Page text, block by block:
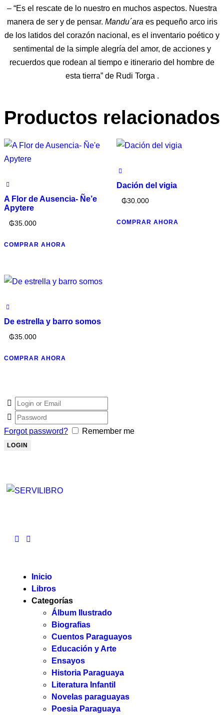
– “Es el rescate de lo nuestro en muchos aspectos. Nuestra
manera de ser y de pensar. Mandu´ara es pequeño arco iris
de los latidos del corazón nacional, es el inventario poético y
sentimental de la simple alegría del amor, de acciones y
recuerdos que rodean al tiempo e itinerario del hombre de
esta tierra” de Rudi Torga .
Productos relacionados
A Flor de Ausencia- Ñe’e
Apytere
₲35.000
COMPRAR AHORA
Dación del vigia
₲30.000
COMPRAR AHORA
De estrella y barro somos
₲35.000
COMPRAR AHORA
Forgot password? Remember me
Inicio
Libros
Categorías
Álbum Ilustrado
Biografias
Cuentos Paraguayos
Educación y Arte
Ensayos
Historia Paraguaya
Literatura Infantil
Novelas paraguayas
Poesia Paraguaya